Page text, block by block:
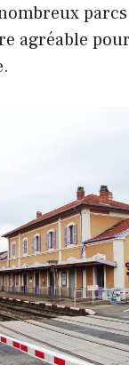
agréable